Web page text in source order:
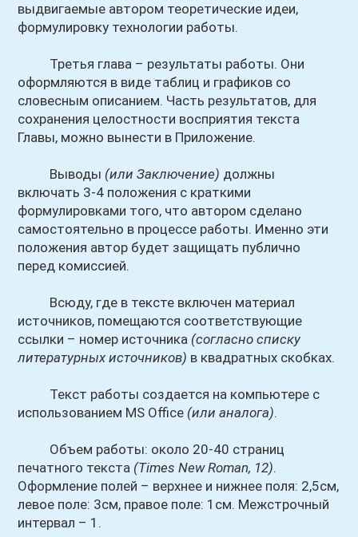
выдвигаемые автором теоретические идеи,
формулировку технологии работы.
Третья глава – результаты работы. Они
оформляются в виде таблиц и графиков со
словесным описанием. Часть результатов, для
сохранения целостности восприятия текста
Главы, можно вынести в Приложение.
Выводы (или Заключение) должны
включать 3-4 положения с краткими
формулировками того, что автором сделано
самостоятельно в процессе работы. Именно эти
положения автор будет защищать публично
перед комиссией.
Всюду, где в тексте включен материал
источников, помещаются соответствующие
ссылки – номер источника (согласно списку
литературных источников) в квадратных скобках.
Текст работы создается на компьютере с
использованием MS Office (или аналога).
Объем работы: около 20-40 страниц
печатного текста (Times New Roman, 12).
Оформление полей – верхнее и нижнее поля: 2,5см,
левое поле: 3см, правое поле: 1см. Межстрочный
интервал – 1.